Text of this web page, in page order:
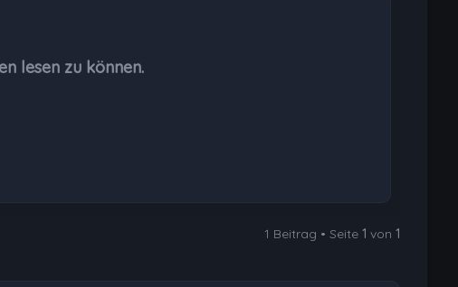
lesen zu können.
1 Beitrag • Seite1 von1